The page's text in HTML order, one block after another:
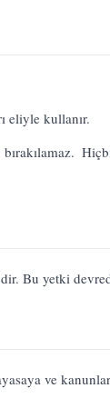
eliyle kullanır.
Bu yetki
ve